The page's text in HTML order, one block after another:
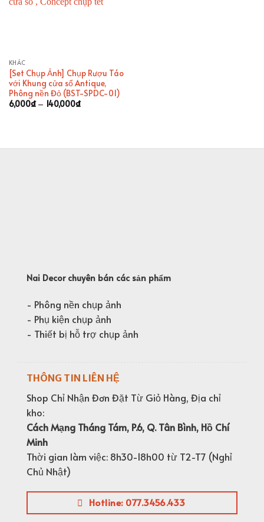
KHÁC
[Set Chụp Ảnh] Chụp Rượu Táo
với Khung cửa sổ Antique,
Phông nền Đỏ (BST-SPDC-01)
6,000₫ – 140,000₫Khoảng
giá:
Nai Decor chuyên bán các sản phẩm
- Phông nền chụp ảnh
- Phụ kiện chụp ảnh
- Thiết bị hỗ trợ chụp ảnh
THÔNG TIN LIÊN HỆ
Shop Chỉ Nhận Đơn Đặt Từ Giỏ Hàng, Địa chỉ
kho:
Cách Mạng Tháng Tám, P.6, Q. Tân Bình, Hồ Chí
Minh
Thời gian làm việc: 8h30-18h00 từ T2-T7 (Nghỉ
Chủ Nhật)
Hotline: 077.3456.433